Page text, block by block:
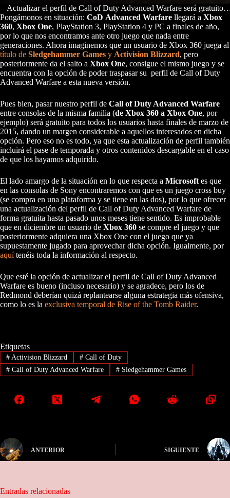
Actualizar el perfil de Call of Duty Advanced Warfare será
Pongámonos en situación: CoD Advanced Warfare llegará a Xbox
360, Xbox One, PlayStation 3, PlayStation 4 y PC a finales de año,
por lo que nos encontramos ante otro juego que nada entre
generaciones. Ahora imaginemos que un usuario de Xbox 360 juega al
título de Sledgehammer Games y Activision Blizzard, pero
posteriormente da el salto a Xbox One, consigue el mismo juego y se
encuentra con la opción de poder traspasar su perfil de Call of Duty
Advanced Warfare a esta nueva versión.
Pues bien, pasar nuestro perfil de Call of Duty Advanced Warfare
entre consolas de la misma familia (de Xbox 360 a Xbox One, por
ejemplo) será gratuito para todos los usuarios hasta finales de marzo de
2015, dando un margen considerable a aquellos interesados en dicha
opción. Pero eso no es todo, ya que esta actualización de perfil también
incluirá el pase de temporada y otros contenidos descargable en el caso
de que los hayamos adquirido.
El lado amargo de la situación en lo que respecta a Microsoft es que
en las consolas de Sony encontraremos con que es un juego cross buy
(se compra en una plataforma y se tiene en las dos), por lo que ofrecer
una actualización del perfil de Call of Duty Advanced Warfare de
forma gratuita hasta pasado unos meses tiene sentido. Es improbable
que en diciembre un usuario de Xbox 360 se compre el juego y que
posteriormente adquiera una Xbox One con el juego que ya
supuestamente jugado para aprovechar dicha opción. Igualmente, por
aquítenéis toda la información al respecto.
Que esté la opción de actualizar el perfil de Call of Duty Advanced
Warfare es bueno (incluso necesario) y se agradece, pero los de
Redmond deberían quizá replantearse alguna estrategia más ofensiva,
como lo es la exclusiva temporal de Rise of the Tomb Raider.
Etiquetas
#Activision Blizzard #Call of Duty
#Call of Duty Advanced Warfare #Sledgehammer Games
ANTERIOR SIGUIENTE
Entradas relacionadas